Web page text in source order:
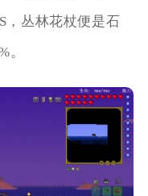
，丛林花杖便是石
。